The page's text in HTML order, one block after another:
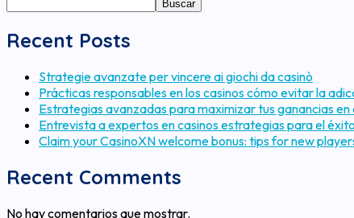
Buscar
Recent Posts
Strategie avanzate per vincere ai giochi da casinò
Prácticas responsables en los casinos cómo evitar la
Estrategias avanzadas para maximizar tus ganancias en
Entrevista a expertos en casinos estrategias para el
Claim your CasinoXN welcome bonus: tips for new
Recent Comments
No hay comentarios que mostrar.